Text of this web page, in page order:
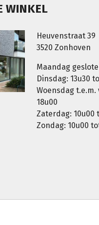
WINKEL
Heuvenstraat 39
3520 Zonhoven
Maandag
Dinsdag: 13u30
Woensdag t.e.m.
18u00
Zaterdag: 10u00
Zondag: 10u00